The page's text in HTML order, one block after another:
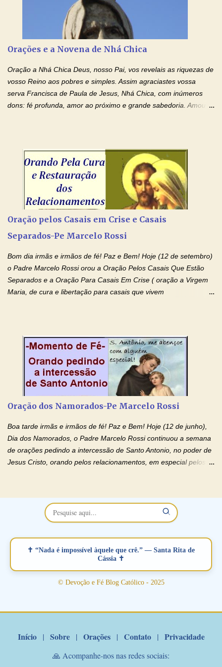
carregando as minhas cruzes. Preciso que a força e o poder de
Tuas Mãos, que suportaram a mais profunda dor ao serem
pregadas na Cruz, reergam-me e curem-me agora. Jesus, não
peço somente por mim, mas também por todos aqueles que mais
amo. Nós precisamos desesperadamente de cura física e
espiritual, através do toque consolador de tuas Mãos
ensanguentadas e infinitamente poderosas. Eu reconheço,
apesar de toda a minha limitação e da infinidade dos meus ...
Orações e a Novena de Nhá Chica
Oração a Nhá Chica Deus, nosso Pai, vos revelais as riquezas de
vosso Reino aos pobres e simples. Assim agraciastes vossa
serva Francisca de Paula de Jesus, Nhá Chica, com inúmeros
dons: fé profunda, amor ao próximo e grande sabedoria. Amou a
Senhor Jesus Cristo, vosso Filho, na unidade do Espírito Santo.
Amém. Novena a Nhá Chica (Oração para obter os favores
celestiais através da intercessão da Serva de Deus Nhá Chica)
(Rezar durante nove dias seguidos ou intercalados) Nhá Chica,
recorro a vós como intercessora entre a Bondade Divina e as
necessidades humanas. Peço-vos, como favor espiritual, que
entregueis nas mãos do Santíssimo o meu pedido urgente (Fazer
o pedido). Acolhei, Nhá Chica, no vosso coração bondoso as
Oração pelos Casais em Crise e Casais
Separados-Pe Marcelo Rossi
Bom dia irmãs e irmãos de fé! Paz e Bem! Hoje (12 de setembro)
o Padre Marcelo Rossi orou a Oração Pelos Casais Que Estão
Separados e a Oração Para Casais Em Crise ( oração a Virgem
Maria, de cura e libertação para casais que vivem
no programa de rádio Momento de Fé, pela cura dos
relacionamentos. Seu relacionamento está doente? Você está
sofrendo? Então ouça o Momento de Fé e entre nesta corrente
de orações abençoadas, d eixe o Amor Ágape de Jesus curar e
restaurar você e seu relacionamento. Adriana-Devoção e Fé
Oração Pelos Casais Que Estão Separados Casais que estão
separados, devido ao envolvimento de outras pessoas no
relacionamento e que minaram, espiritualmente, a relação do
casal. Vamos orar (coloque o seu esposo ou esposa diante de
Deus). "Senhor Jesus, restaura os laços ...
Oração dos Namorados-Pe Marcelo Rossi
Boa tarde irmãs e irmãos de fé! Paz e Bem! Hoje (12 de junho),
Dia dos Namorados, o Padre Marcelo Rossi continuou a semana
de orações pedindo a intercessão de Santo Antonio, no poder de
Jesus Cristo, orando pelos relacionamentos, em especial pelos
maravilhosos cartões que coloquei aqui para vocês. Não perca
esta abençoada semana no Momento de Fé do Padre Marcelo,
vamos juntos formar esta forte corrente de orações. Você que
verdadeiro, ou que está com problemas no relacionamento
amoroso, creia na poderosa intercessão deste santo amigo:
Santo Antonio! Tenha fé, não desista, pois ele intercede por nós
junto a Jesus! Fique no Amor Ágape de Jesus e no Amor Materno
✝ “Nada é impossível àquele que crê.” — Santa Rita de
Cássia ✝
© Devoção e Fé Blog Católico - 2025
Início | Sobre | Orações | Contato | Privacidade
🙏 Acompanhe-nos nas redes sociais: